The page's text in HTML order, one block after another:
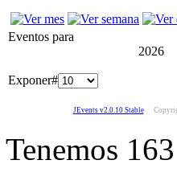
Eventos para
2026
Exponer#
JEvents v2.0.10 Stable
Tenemos